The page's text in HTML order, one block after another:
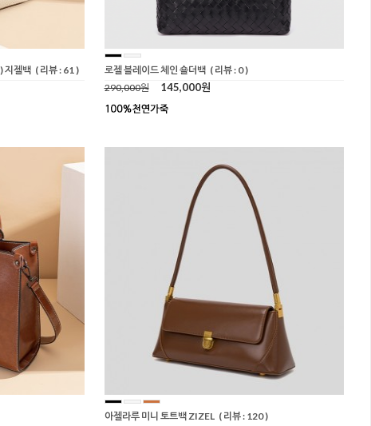
지젤백 ( 리뷰 : 61 )
로젤 블레이드 체인 숄더백 ( 리뷰 : 0 )
290,000원
145,000원
아젤라루 미니 토트백 ZIZEL ( 리뷰 : 120 )